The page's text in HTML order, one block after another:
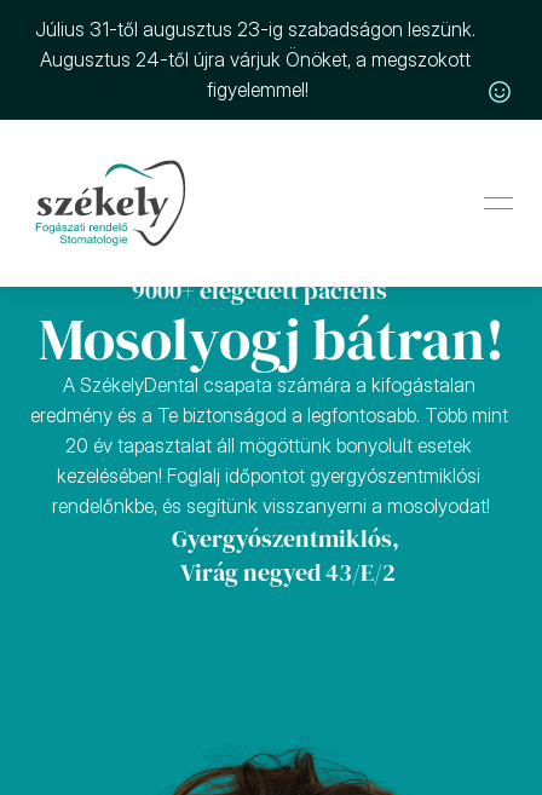
Július 31-től augusztus 23-ig szabadságon leszünk.
Augusztus 24-től újra várjuk Önöket, a megszokott
figyelemmel!
9000+ elégedett páciens
Mosolyogj bátran!
A SzékelyDental csapata számára a kifogástalan
eredmény és a Te biztonságod a legfontosabb. Több mint
20 év tapasztalat áll mögöttünk bonyolult esetek
kezelésében! Foglalj időpontot gyergyószentmiklósi
rendelőnkbe, és segítünk visszanyerni a mosolyodat!
Gyergyószentmiklós,
Virág negyed 43/E/2